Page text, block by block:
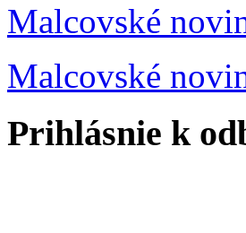
Malcovské
Malcovské
Prihlásnie k